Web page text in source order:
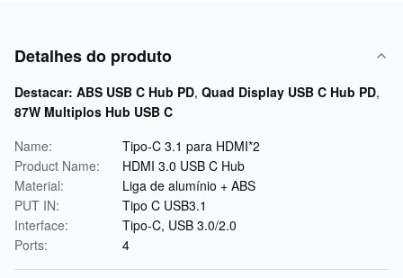
Detalhes do produto
Destacar: ABS USB C Hub PD, Quad Display USB C Hub PD,
87W Multiplos Hub USB C
Name:
Tipo-C 3.1 para HDMI*2
Product Name:
HDMI 3.0 USB C Hub
Material:
Liga de alumínio + ABS
PUT IN:
Tipo C USB3.1
Interface:
Tipo-C, USB 3.0/2.0
Ports:
4